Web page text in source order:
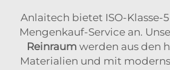
Anlaitech bietet ISO-Klasse-
Mengenkauf-Service an.
Reinraum werden aus den
Materialien und mit